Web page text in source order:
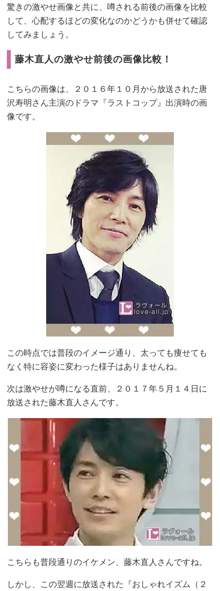
驚きの激やせ画像と共に、噂される前後の画像を比較
して、心配するほどの変化なのかどうかも併せて確認
してみましょう。
藤木直人の激やせ前後の画像比較！
こちらの画像は、２０１６年１０月から放送された唐
沢寿明さん主演のドラマ『ラストコップ』出演時の画
像です。
この時点では普段のイメージ通り、太っても痩せても
なく特に容姿に変わった様子はありませんね。
次は激やせが噂になる直前、２０１７年５月１４日に
放送された藤木直人さんです。
こちらも普段通りのイケメン、藤木直人さんですね。
しかし、この翌週に放送された『おしゃれイズム（２